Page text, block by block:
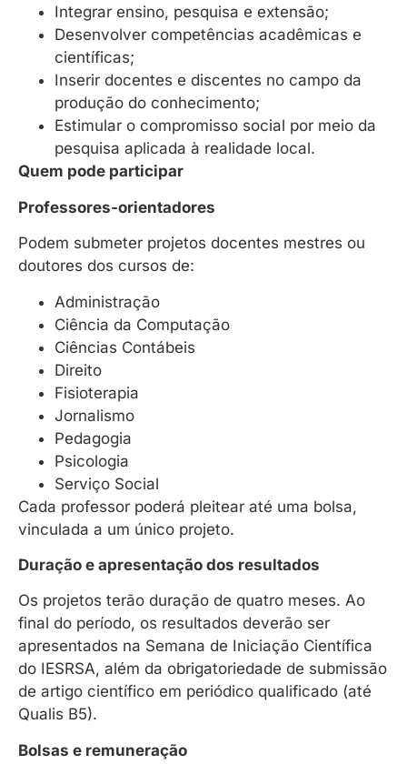
Integrar ensino, pesquisa e extensão;
Desenvolver competências acadêmicas e
científicas;
Inserir docentes e discentes no campo da
produção do conhecimento;
Estimular o compromisso social por meio da
pesquisa aplicada à realidade local.
Quem pode participar
Professores-orientadores
Podem submeter projetos docentes mestres ou
doutores dos cursos de:
Administração
Ciência da Computação
Ciências Contábeis
Direito
Fisioterapia
Jornalismo
Pedagogia
Psicologia
Serviço Social
Cada professor poderá pleitear até uma bolsa,
vinculada a um único projeto.
Duração e apresentação dos resultados
Os projetos terão duração de quatro meses. Ao
final do período, os resultados deverão ser
apresentados na Semana de Iniciação Científica
do IESRSA, além da obrigatoriedade de submissão
de artigo científico em periódico qualificado (até
Qualis B5).
Bolsas e remuneração